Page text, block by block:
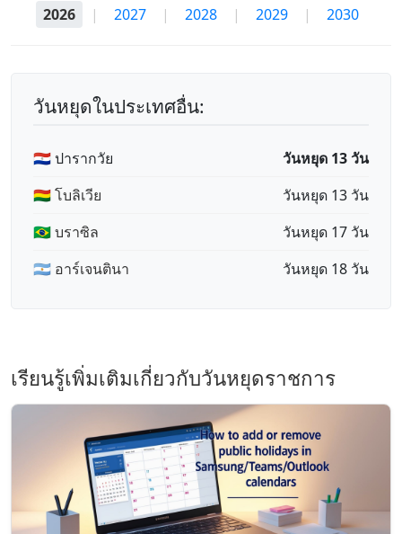
2026
| 2027 | 2028 | 2029 | 2030
วันหยุดในประเทศอื่น:
🇵🇾 ปารากวัย
วันหยุด 13 วัน
🇧🇴 โบลิเวีย
วันหยุด 13 วัน
🇧🇷 บราซิล
วันหยุด 17 วัน
🇦🇷 อาร์เจนตินา
วันหยุด 18 วัน
เรียนรู้เพิ่มเติมเกี่ยวกับวันหยุดราชการ